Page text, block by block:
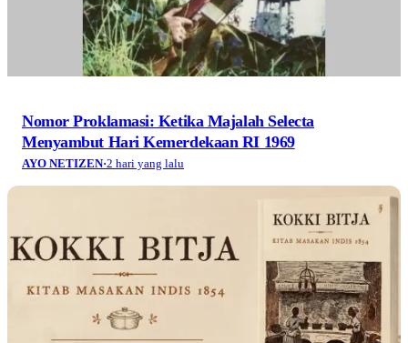
Nomor Proklamasi: Ketika Majalah Selecta
Menyambut Hari Kemerdekaan RI 1969
AYO NETIZEN·2 hari yang lalu